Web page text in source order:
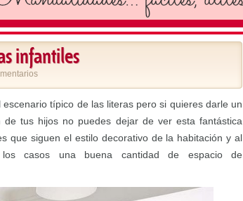
infantiles
típico de las literas pero si quieres darle un
tus hijos no puedes dejar de ver esta fantástica
que siguen el estilo decorativo de la habitación y al
casos una buena cantidad de espacio de